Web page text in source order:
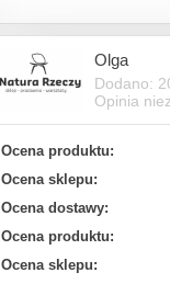
Olga
Dodano:
Opinia
Ocena produktu:
Ocena sklepu:
Ocena dostawy:
Ocena produktu:
Ocena sklepu: